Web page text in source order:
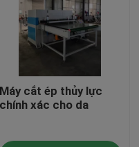
Máy cắt ép thủy lực
chính xác cho da